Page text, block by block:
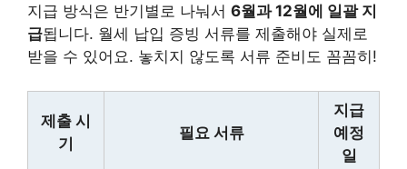
지급 방식은 반기별로 나눠서 6월과 12월에 일괄 지
급됩니다. 월세 납입 증빙 서류를 제출해야 실제로
받을 수 있어요. 놓치지 않도록 서류 준비도 꼼꼼히!
제출 시
기
필요 서류
지급
예정
일